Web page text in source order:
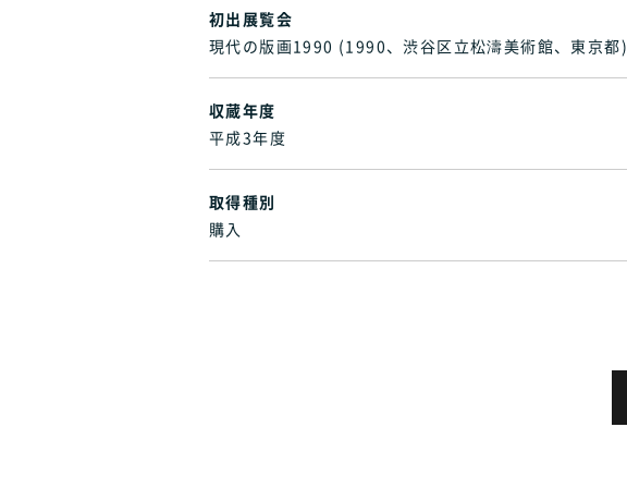
初出展覧会
現代の版画1990 (1990、渋谷区立松濤美術館、東京都)
収蔵年度
平成3年度
取得種別
購入